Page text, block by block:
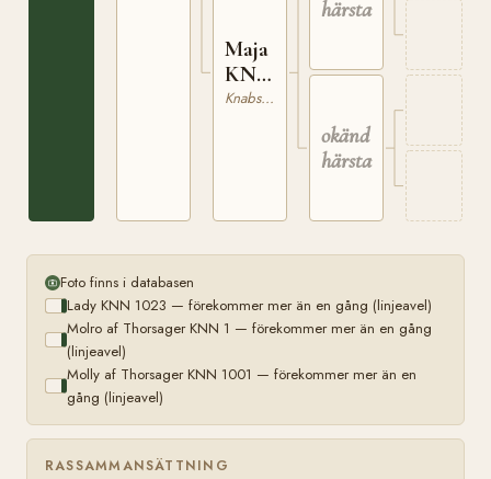
Maja
KNN
2424Knabstrupper
härstamning
okänd
härstamning
Foto finns i databasen
Lady KNN 1023 — förekommer mer än en gång (linjeavel)
Molro af Thorsager KNN 1 — förekommer mer än en gång
(linjeavel)
Molly af Thorsager KNN 1001 — förekommer mer än en
gång (linjeavel)
RASSAMMANSÄTTNING